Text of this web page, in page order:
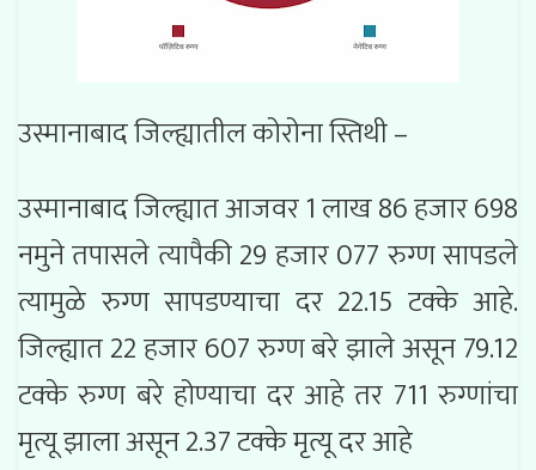
उस्मानाबाद जिल्ह्यातील कोरोना स्तिथी –
उस्मानाबाद जिल्ह्यात आजवर 1 लाख 86 हजार 698
नमुने तपासले त्यापैकी 29 हजार 077 रुग्ण सापडले
त्यामुळे रुग्ण सापडण्याचा दर 22.15 टक्के आहे.
जिल्ह्यात 22 हजार 607 रुग्ण बरे झाले असून 79.12
टक्के रुग्ण बरे होण्याचा दर आहे तर 711 रुग्णांचा
मृत्यू झाला असून 2.37 टक्के मृत्यू दर आहे